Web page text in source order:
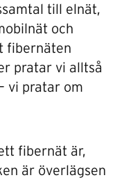
till elnät,
och
fibernäten
pratar vi alltså
vi pratar om
fibernät är,
är överlägsen